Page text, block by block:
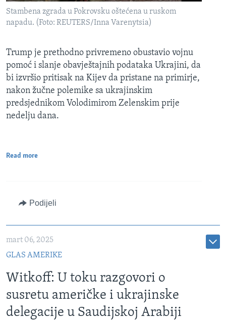
Stambena zgrada u Pokrovsku oštećena u ruskom
napadu. (Foto: REUTERS/Inna Varenytsia)
Trump je prethodno privremeno obustavio vojnu
pomoć i slanje obavještajnih podataka Ukrajini, da
bi izvršio pritisak na Kijev da pristane na primirje,
nakon žučne polemike sa ukrajinskim
predsjednikom Volodimirom Zelenskim prije
nedelju dana.
Read more
Podijeli
mart 06, 2025
GLAS AMERIKE
Witkoff: U toku razgovori o
susretu američke i ukrajinske
delegacije u Saudijskoj Arabiji